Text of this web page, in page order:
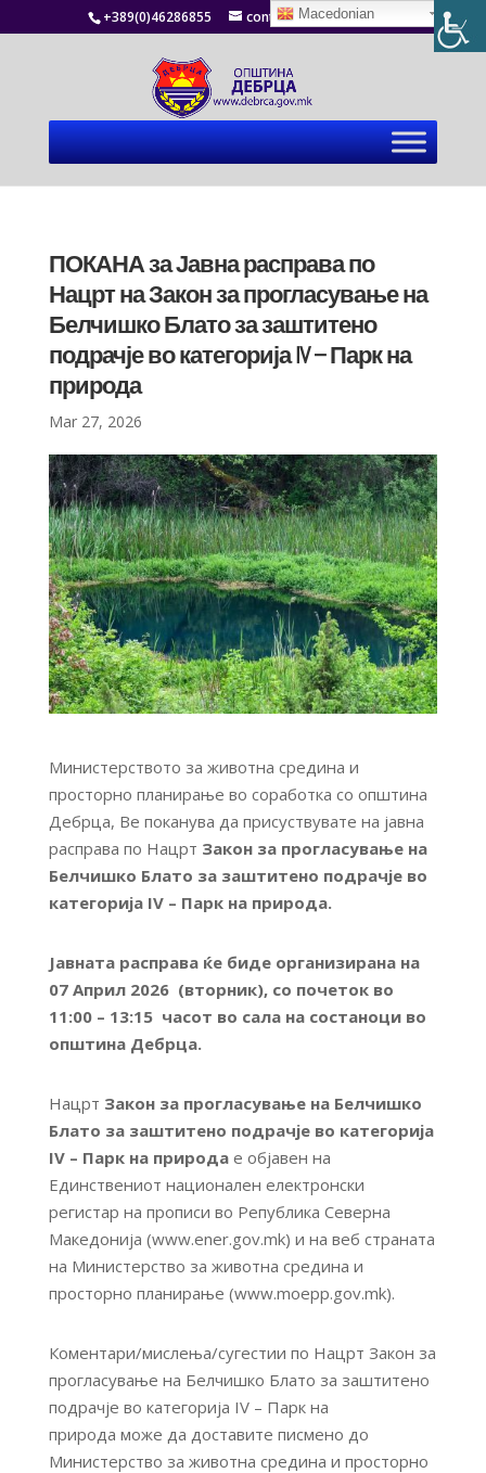
+389(0)46286855 contact@debrca.gov.mk
ПОКАНА за Јавна расправа по
Нацрт на Закон за прогласување на
Белчишко Блато за заштитено
подрачје во категорија IV – Парк на
природа
Mar 27, 2026
Министерството за животна средина и
просторно планирање во соработка со општинa
Дебрца, Ве поканува да присуствувате на јавна
расправа по Нацрт Закон за прогласување на
Белчишко Блато за заштитено подрачје во
категорија IV – Парк на природа.
Јавната расправа ќе биде организирана на
07 Април 2026 (вторник), со почеток во
11:00 – 13:15 часот во сала на состаноци во
општина Дебрца.
Нацрт Закон за прогласување на Белчишко
Блато за заштитено подрачје во категорија
IV – Парк на природа е објавен на
Единствениот национален електронски
регистар на прописи во Република Северна
Македонија (www.ener.gov.mk) и на веб страната
на Министерство за животна средина и
просторно планирање (www.moepp.gov.mk).
Коментари/мислења/сугестии по Нацрт Закон за
прогласување на Белчишко Блато за заштитено
подрачје во категорија IV – Парк на
природа може да доставите писмено до
Министерство за животна средина и просторно
Macedonian